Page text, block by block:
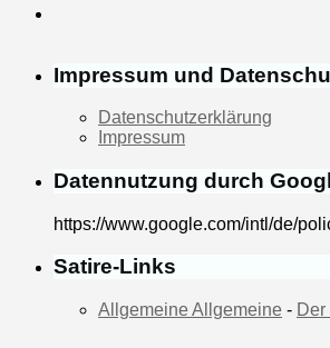
Impressum und
Datenschutzerklärung
Impressum
Datennutzung durch
https://www.google.com/intl/de/
Satire-Links
Allgemeine Allgemeine -